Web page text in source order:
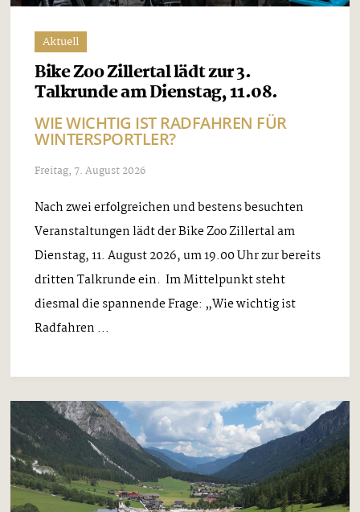
Aktuell
Bike Zoo Zillertal lädt zur 3.
Talkrunde am Dienstag, 11.08.
WIE WICHTIG IST RADFAHREN FÜR
WINTERSPORTLER?
Freitag, 7. August 2026
Nach zwei erfolgreichen und bestens besuchten
Veranstaltungen lädt der Bike Zoo Zillertal am
Dienstag, 11. August 2026, um 19.00 Uhr zur bereits
dritten Talkrunde ein. Im Mittelpunkt steht
diesmal die spannende Frage: „Wie wichtig ist
Radfahren ...